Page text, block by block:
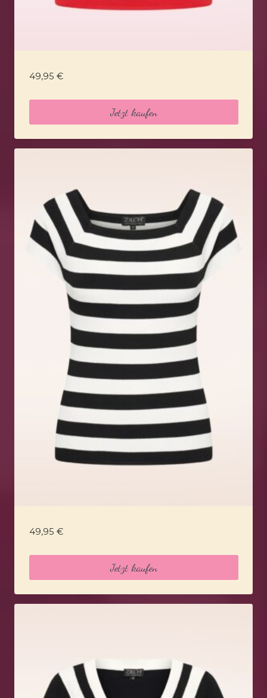
49,95 €
Jetzt kaufen
49,95 €
Jetzt kaufen